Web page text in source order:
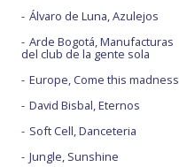
Álvaro de Luna, Azulejos
Arde Bogotá, Manufacturas
del club de la gente sola
Europe, Come this madness
David Bisbal, Eternos
Soft Cell, Danceteria
Jungle, Sunshine